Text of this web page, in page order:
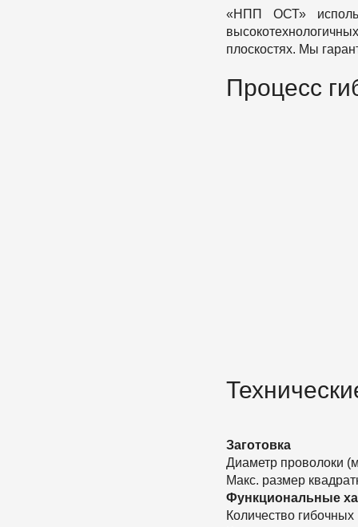
«НПП ОСТ»
плоскостях. Мы
Процесс
Заготовка
Диаметр проволоки
Макс. размер
Функциональные
Количество гибочных